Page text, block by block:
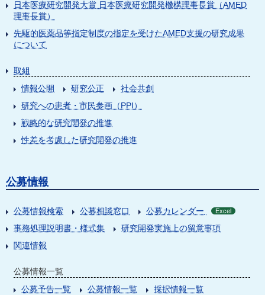
日本医療研究開発大賞 日本医療研究開発機構理事長賞（AMED
理事長賞）
先駆的医薬品等指定制度の指定を受けたAMED支援の研究成果
について
取組
情報公開
研究公正
社会共創
研究への患者・市民参画（PPI）
戦略的な研究開発の推進
性差を考慮した研究開発の推進
公募情報
公募情報検索 公募相談窓口 公募カレンダー Excel
事務処理説明書・様式集
研究開発実施上の留意事項
関連情報
公募情報一覧
公募予告一覧
公募情報一覧
採択情報一覧